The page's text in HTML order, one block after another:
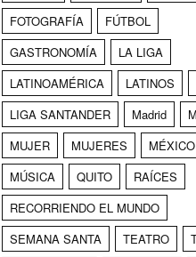
FOTOGRAFÍA
FÚTBOL
GASTRONOMÍA
LA LIGA
LATINOAMÉRICA
LATINOS
LIGA SANTANDER
Madrid
MUJER
MUJERES
MÉXICO
MÚSICA
QUITO
RAÍCES
RECORRIENDO EL MUNDO
SEMANA SANTA
TEATRO